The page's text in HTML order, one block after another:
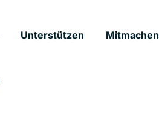
Unterstützen Mitmachen